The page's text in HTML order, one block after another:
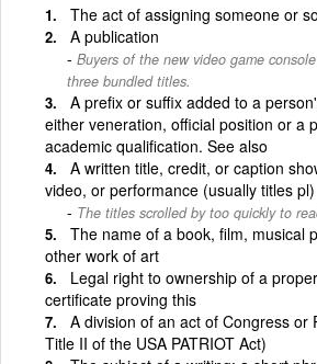
The act of assigning someone or
A publication
Buyers of the new video game
three bundled titles.
A prefix or suffix added to a
either veneration, official position or a
academic qualification. See also
A written title, credit, or caption
video, or performance (usually titles pl)
The titles scrolled by too quickly to
The name of a book, film, musical
other work of art
Legal right to ownership of a
certificate proving this
A division of an act of Congress or
Title II of the USA PATRIOT Act)